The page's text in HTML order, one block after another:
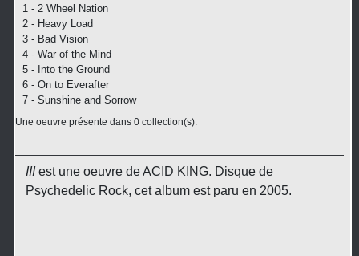
1 - 2 Wheel Nation
2 - Heavy Load
3 - Bad Vision
4 - War of the Mind
5 - Into the Ground
6 - On to Everafter
7 - Sunshine and Sorrow
Une oeuvre présente dans 0 collection(s).
IIIest une oeuvre de ACID KING. Disque de
Psychedelic Rock, cet album est paru en 2005.